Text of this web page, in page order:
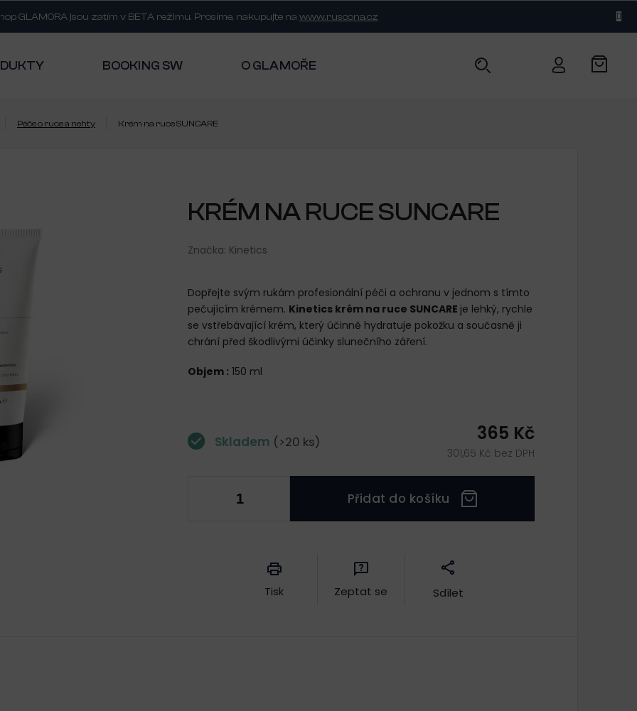
GLAMORA jsou zatím v BETA režimu. Prosíme, nakupujte na www.ruscona.cz
BOOKING SW O GLAMOŘE KONTAKT
Péče o ruce a nehty Krém na ruce SUNCARE
KRÉM NA RUCE SUNCARE
Značka: Kinetics
365 Kč
301,65 Kč bez DPH
Skladem (>20 ks)
Přidat do košíku
Dopřejte svým rukám profesionální péči a ochranu v jednom s tímto
pečujícím krémem. Kinetics krém na ruce SUNCARE je lehký, rychle
se vstřebávající krém, který účinně hydratuje pokožku a současně ji
chrání před škodlivými účinky slunečního záření.
Objem : 150 ml
Tisk Zeptat se Sdílet